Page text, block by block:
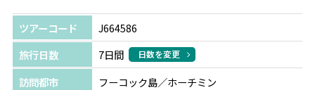
ツアーコード
J664586
旅行日数
7日間 日数を変更
訪問都市
フーコック島／ホーチミン